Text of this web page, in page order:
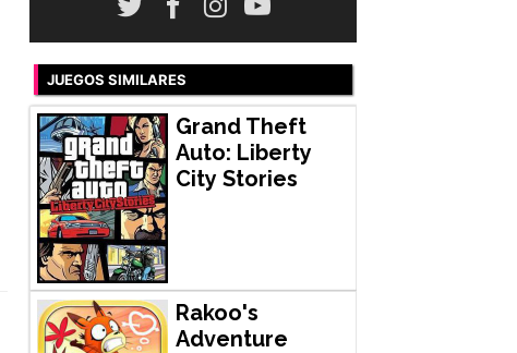
JUEGOS SIMILARES
Grand Theft
Auto: Liberty
City Stories
Rakoo's
Adventure